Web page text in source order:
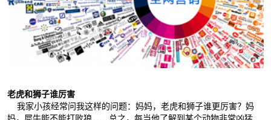
老虎和狮子谁厉害
我家小孩经常问我这样的问题：妈妈，老虎和狮子谁更厉害？妈